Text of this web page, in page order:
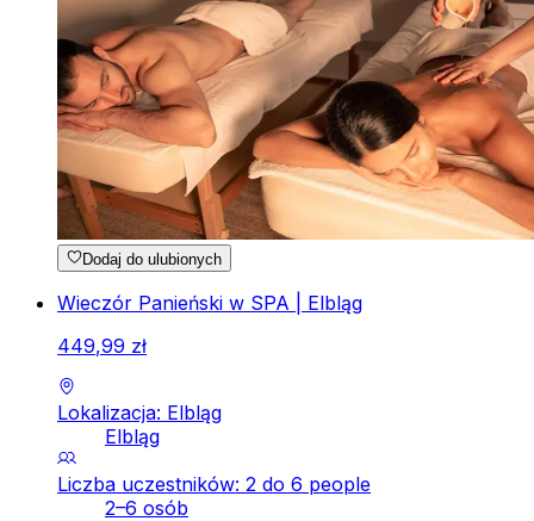
Dodaj do ulubionych
Wieczór Panieński w SPA | Elbląg
449,99 zł
Lokalizacja: Elbląg
Elbląg
Liczba uczestników: 2 do 6 people
2–6 osób